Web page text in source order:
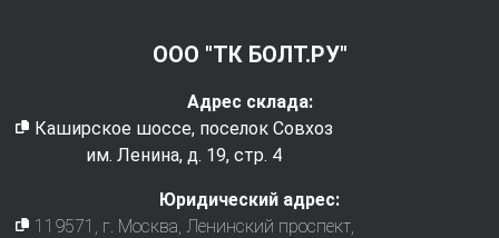
ООО "ТК БОЛТ.РУ"
Адрес склада:
Каширское шоссе, поселок Совхоз
им. Ленина, д. 19, стр. 4
Юридический адрес:
119571
, г. Москва Ленинский проспект,